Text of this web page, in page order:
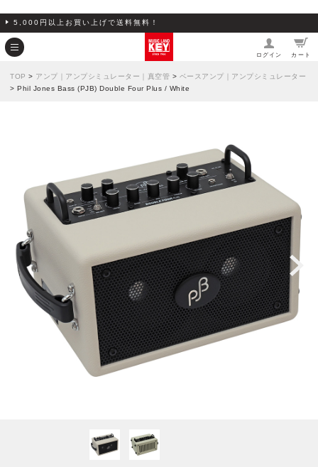
5,000円以上お買い上げで送料無料！
ログイン カート
TOP > アンプ｜アンプシミュレーター｜真空管 > ベースアンプ｜アンプシミュレーター
> Phil Jones Bass (PJB) Double Four Plus / White